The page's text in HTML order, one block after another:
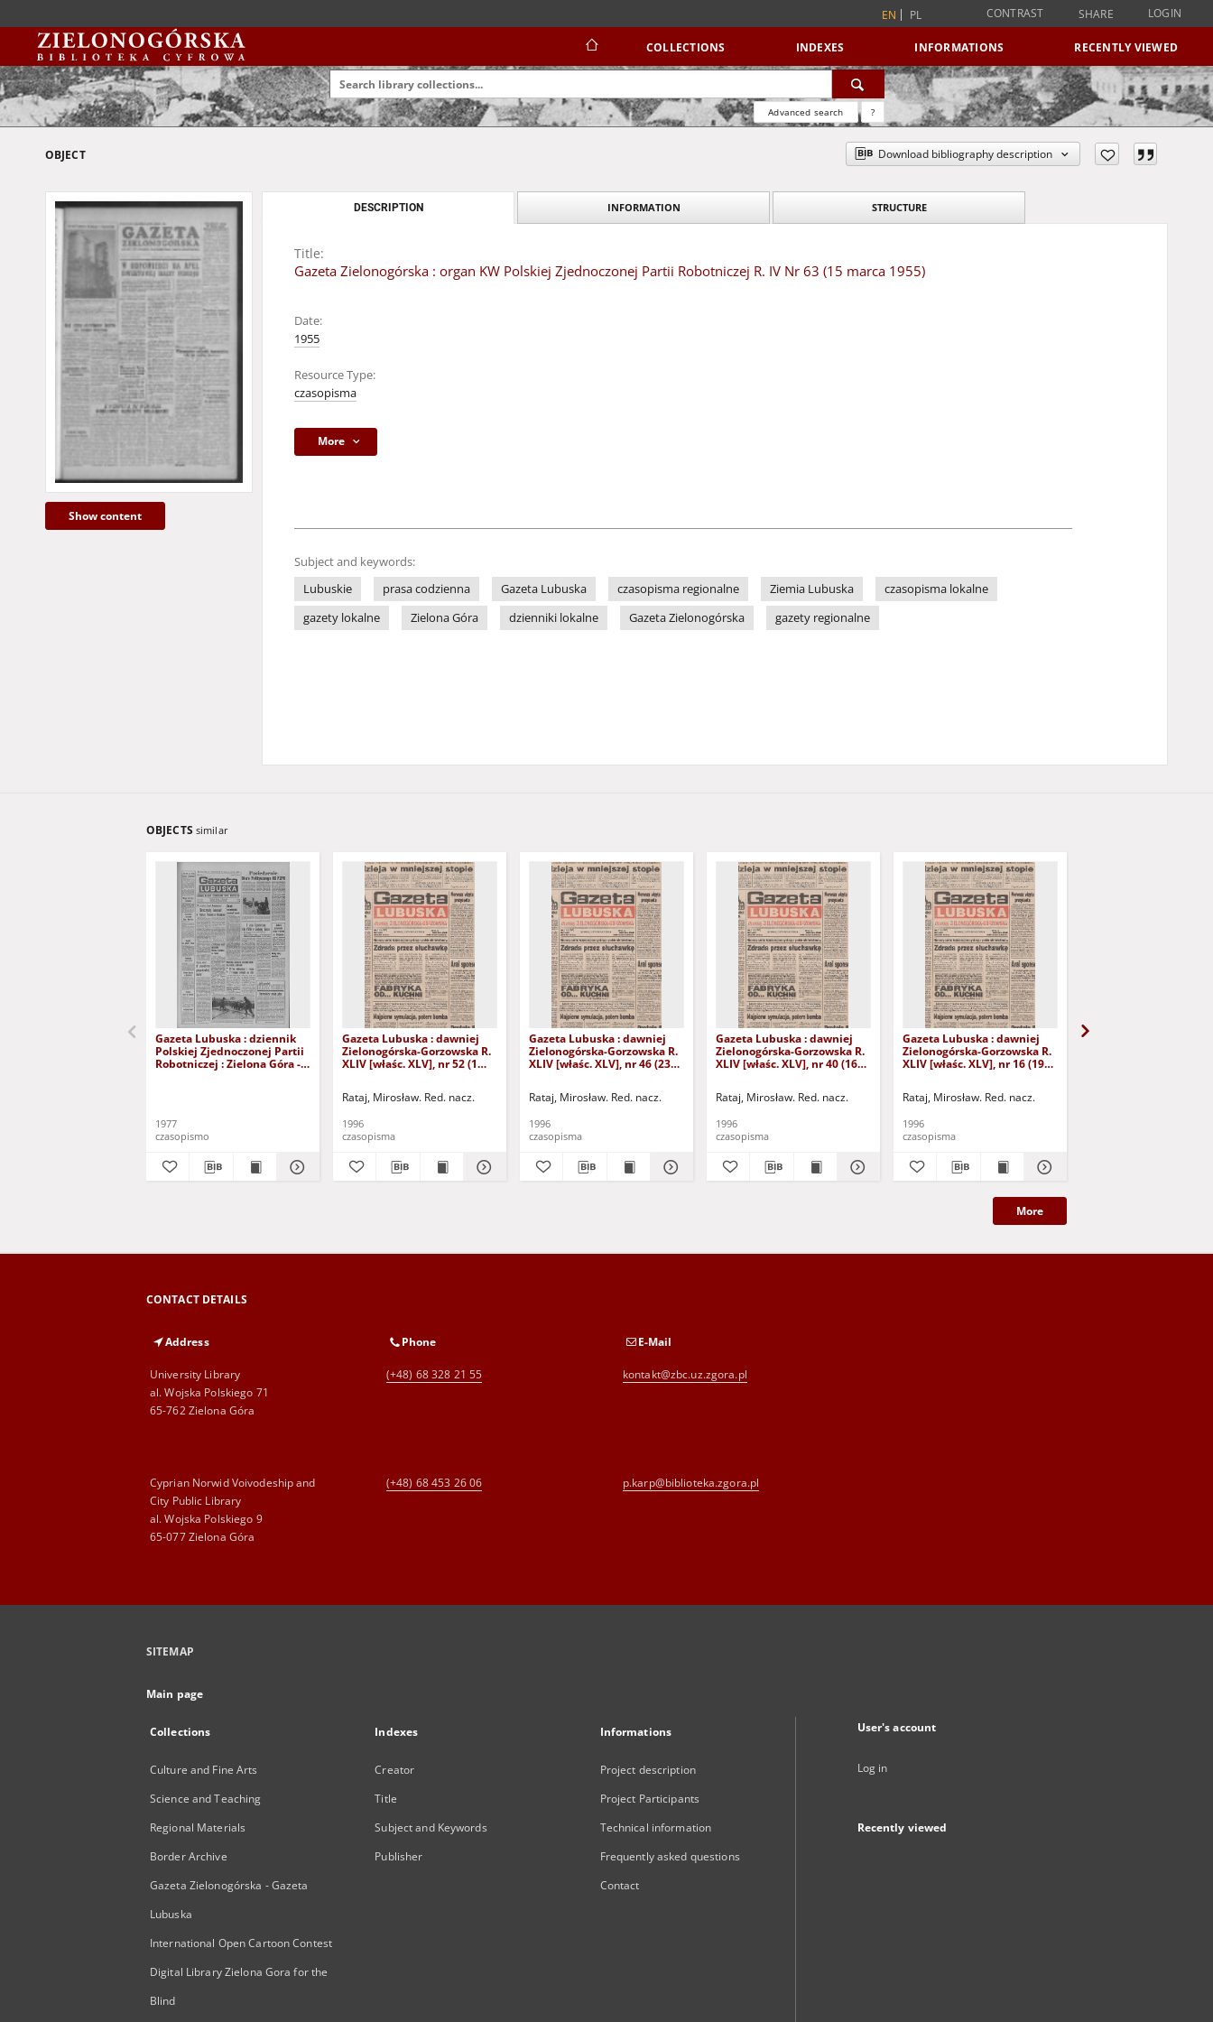
EN PL CONTRAST SHARE LOGIN
COLLECTIONS INDEXES INFORMATIONS RECENTLY VIEWED
Advanced search ?
OBJECT Download bibliography description
Show content
DESCRIPTION INFORMATION STRUCTURE
Title:
Gazeta Zielonogórska : organ KW Polskiej Zjednoczonej Partii Robotniczej R. IV Nr 63 (15 marca 1955)
Date:
1955
Resource Type:
czasopisma
More
Subject and keywords:
Lubuskie
prasa codzienna Gazeta Lubuska czasopisma regionalne Ziemia Lubuska
czasopisma lokalne
gazety lokalne
Zielona Góra dzienniki lokalne Gazeta Zielonogórska gazety regionalne
OBJECTS similar
Gazeta Lubuska : dziennik
Polskiej Zjednoczonej Partii
Robotniczej : Zielona Góra -
1977
czasopismo
Gazeta Lubuska : dawniej
Zielonogórska-Gorzowska R.
XLIV [właśc. XLV], nr 52 (1
Rataj, Mirosław. Red. nacz.
1996
czasopisma
Gazeta Lubuska : dawniej
Zielonogórska-Gorzowska R.
XLIV [właśc. XLV], nr 46 (23
Rataj, Mirosław. Red. nacz.
1996
czasopisma
Gazeta Lubuska : dawniej
Zielonogórska-Gorzowska R.
XLIV [właśc. XLV], nr 40 (16
Rataj, Mirosław. Red. nacz.
1996
czasopisma
Gazeta Lubuska : dawniej
Zielonogórska-Gorzowska R.
XLIV [właśc. XLV], nr 16 (19
Rataj, Mirosław. Red. nacz.
1996
czasopisma
More
CONTACT DETAILS
Address
University Library
al. Wojska Polskiego 71
65-762 Zielona Góra
Phone
(+48) 68 328 21 55
E-Mail
kontakt@zbc.uz.zgora.pl
Cyprian Norwid Voivodeship and
City Public Library
al. Wojska Polskiego 9
65-077 Zielona Góra
(+48) 68 453 26 06 p.karp@biblioteka.zgora.pl
SITEMAP
Main page
Collections
Culture and Fine Arts
Science and Teaching
Regional Materials
Border Archive
Gazeta Zielonogórska - Gazeta
Lubuska
International Open Cartoon Contest
Digital Library Zielona Gora for the
Blind
Indexes
Creator
Title
Subject and Keywords
Publisher
Informations
Project description
Project Participants
Technical information
Frequently asked questions
Contact
User's account
Log in
Recently viewed